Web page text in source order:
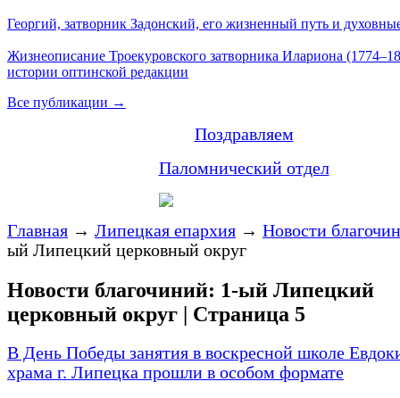
Георгий, затворник Задонский, его жизненный путь и
Жизнеописание Троекуровского затворника Илариона
истории оптинской редакции
Все публикации →
Поздравляем
Паломнический отдел
Главная → Липецкая епархия → Новости
ый Липецкий церковный округ
Новости благочиний: 1-ый Липецкий
церковный округ | Страница 5
В День Победы занятия в воскресной школе
храма г. Липецка прошли в особом формате